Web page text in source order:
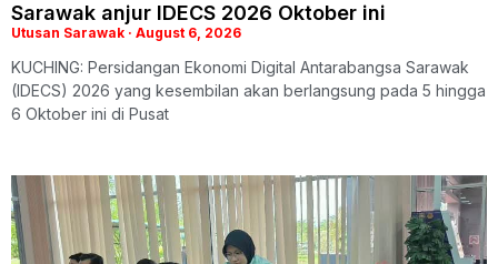
Sarawak anjur IDECS 2026 Oktober ini
Utusan Sarawak August 6, 2026
KUCHING: Persidangan Ekonomi Digital Antarabangsa Sarawak
(IDECS) 2026 yang kesembilan akan berlangsung pada 5 hingga
6 Oktober ini di Pusat